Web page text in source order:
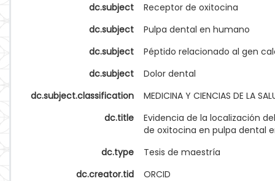
dc.subject
Receptor de oxitocina
dc.subject
Pulpa dental en humano
dc.subject
Péptido relacionado al gen
dc.subject
Dolor dental
dc.subject.classification
MEDICINA Y CIENCIAS DE LA
dc.title
Evidencia de la localización
de oxitocina en pulpa dental
dc.type
Tesis de maestría
dc.creator.tid
ORCID